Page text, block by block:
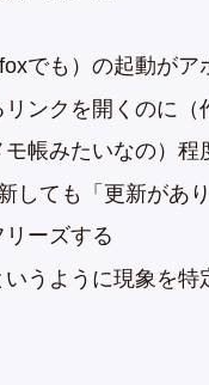
でも）の起動がア
ンクを開くのに
帳みたいなの）
しても「更新があ
ーズする
うように現象を